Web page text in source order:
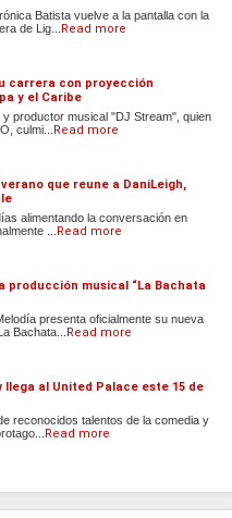
Batista vuelve a la pantalla con la
de Lig... Read more
carrera con proyección
y el Caribe
productor musical "DJ Stream", quien
culmi... Read more
que reune a DaniLeigh,
alimentando la conversación en
... Read more
producción musical “La Bachata
presenta oficialmente su nueva
Bachata... Read more
llega al United Palace este 15 de
reconocidos talentos de la comedia y
Read more